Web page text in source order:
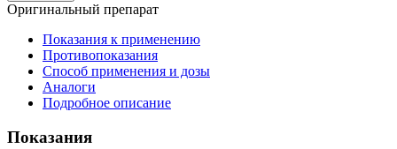
Оригинальный препарат
Показания к применению
Противопоказания
Способ применения и дозы
Аналоги
Подробное описание
Показания